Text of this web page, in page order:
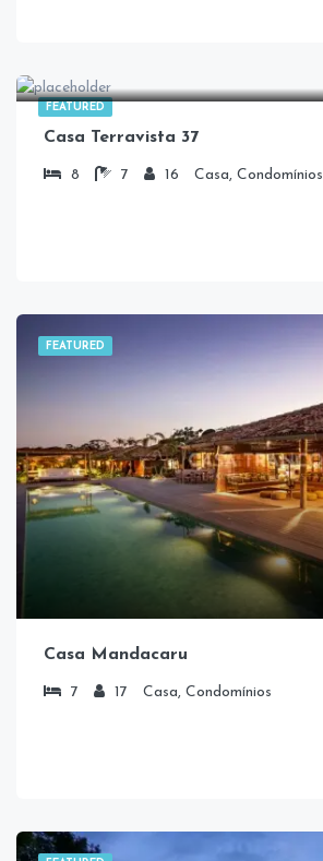
FEATURED
Casa Terravista 37
8 7 16 Casa, Condomínios
FEATURED
Casa Mandacaru
7 17 Casa, Condomínios